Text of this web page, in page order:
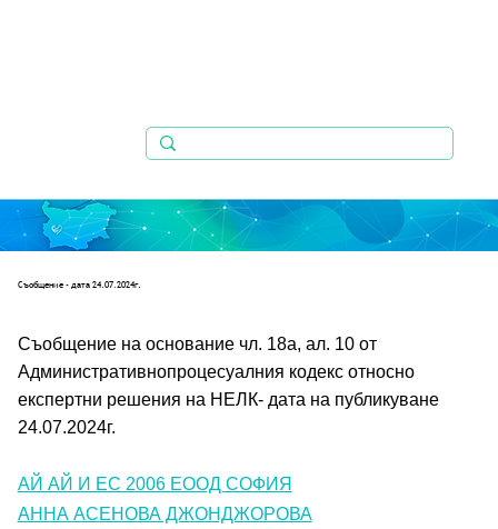
Съобщениe - дата 24.07.2024г.
Съобщение на основание чл. 18а, ал. 10 от
Административнопроцесуалния кодекс относно
експертни решения на НЕЛК- дата на публикуване
24.07.2024г.
АЙ АЙ И ЕС 2006 ЕООД СОФИЯ
АННА АСЕНОВА ДЖОНДЖОРОВА